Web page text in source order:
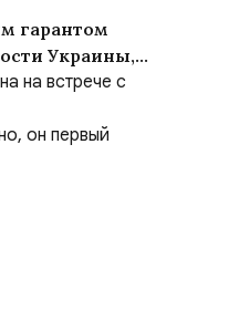
гарантом
Украины,
на встрече с